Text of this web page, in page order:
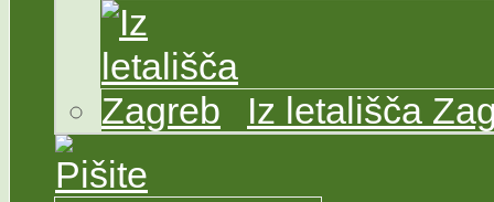
Iz letališča